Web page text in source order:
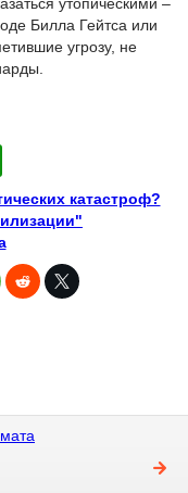
Билла Гейтса или
угрозу, не
катастроф?